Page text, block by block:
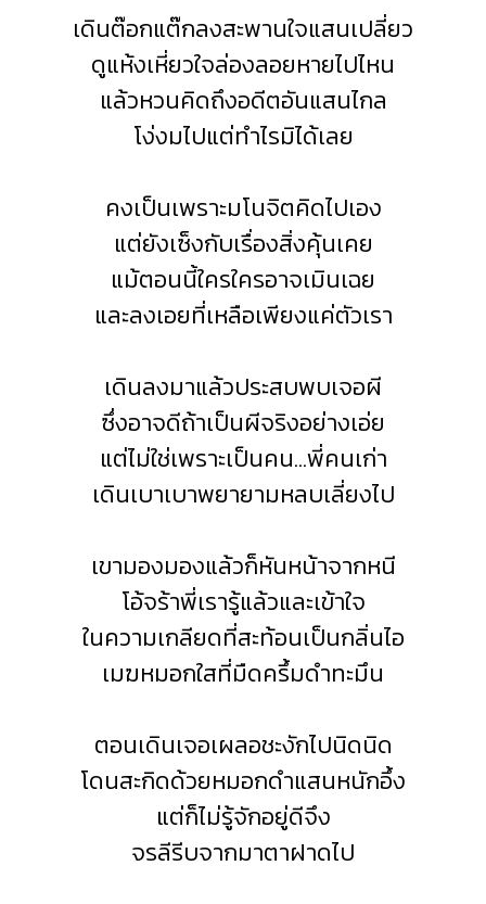
เดินต๊อกแต๊กลงสะพานใจแสนเปลี่ยว
ดูแห้งเหี่ยวใจล่องลอยหายไปไหน
แล้วหวนคิดถึงอดีตอันแสนไกล
โง่งมไปแต่ทำไรมิได้เลย
คงเป็นเพราะมโนจิตคิดไปเอง
แต่ยังเซ็งกับเรื่องสิ่งคุ้นเคย
แม้ตอนนี้ใครใครอาจเมินเฉย
และลงเอยที่เหลือเพียงแค่ตัวเรา
เดินลงมาแล้วประสบพบเจอผี
ซึ่งอาจดีถ้าเป็นผีจริงอย่างเอ่ย
แต่ไม่ใช่เพราะเป็นคน...พี่คนเก่า
เดินเบาเบาพยายามหลบเลี่ยงไป
เขามองมองแล้วก็หันหน้าจากหนี
โอ้จร้าพี่เรารู้แล้วและเข้าใจ
ในความเกลียดที่สะท้อนเป็นกลิ่นไอ
เมฆหมอกใสที่มืดครึ้มดำทะมึน
ตอนเดินเจอเผลอชะงักไปนิดนิด
โดนสะกิดด้วยหมอกดำแสนหนักอึ้ง
แต่ก็ไม่รู้จักอยู่ดีจึง
จรลีรีบจากมาตาฝาดไป